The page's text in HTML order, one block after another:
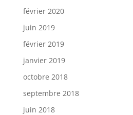
février 2020
juin 2019
février 2019
janvier 2019
octobre 2018
septembre 2018
juin 2018